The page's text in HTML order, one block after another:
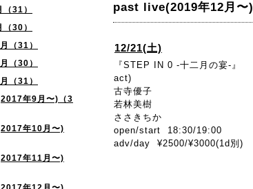
31）
30）
（31）
（30）
（31）
年9月〜)（3
年10月〜)
年11月〜)
past live(2019年12月〜)
12/21(土)
『STEP IN 0 -十二月の宴-』
act)
古寺優子
若林美樹
ささきちか
open/start 18:30/19:00
adv/day ¥2500/¥3000(1d別)